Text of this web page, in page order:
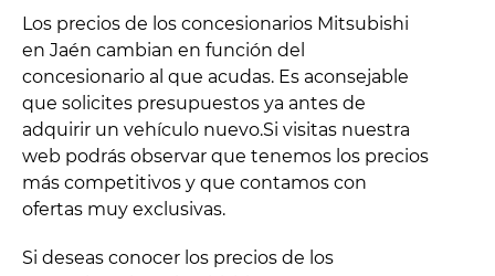
Los precios de los concesionarios Mitsubishi
en Jaén cambian en función del
concesionario al que acudas. Es aconsejable
que solicites presupuestos ya antes de
adquirir un vehículo nuevo.Si visitas nuestra
web podrás observar que tenemos los precios
más competitivos y que contamos con
ofertas muy exclusivas.
Si deseas conocer los precios de los